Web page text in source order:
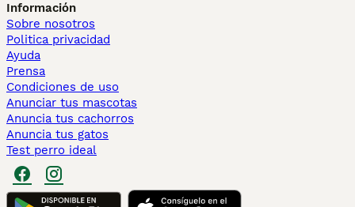
Información
Sobre nosotros
Politica privacidad
Ayuda
Prensa
Condiciones de uso
Anunciar tus mascotas
Anuncia tus cachorros
Anuncia tus gatos
Test perro ideal